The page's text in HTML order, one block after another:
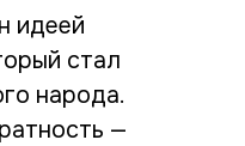
идеей
стал
народа.
—